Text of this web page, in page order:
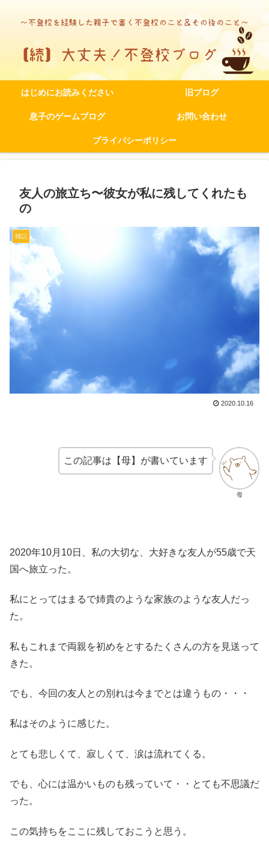
はじめにお読みください 旧ブログ
息子のゲームブログ お問い合わせ
プライバシーポリシー
友人の旅立ち〜彼女が私に残してくれたも
の
雑記
2020.10.16
母
この記事は【母】が書いています
2020年10月10日、私の大切な、大好きな友人が55歳で天
国へ旅立った。
私にとってはまるで姉貴のような家族のような友人だっ
た。
私もこれまで両親を初めをとするたくさんの方を見送って
きた。
でも、今回の友人との別れは今までとは違うもの・・・
私はそのように感じた。
とても悲しくて、寂しくて、涙は流れてくる。
でも、心には温かいものも残っていて・・とても不思議だ
った。
この気持ちをここに残しておこうと思う。